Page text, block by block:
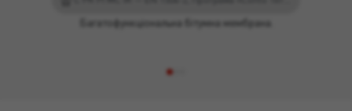
Багатофункціональна бітумна мембрана.